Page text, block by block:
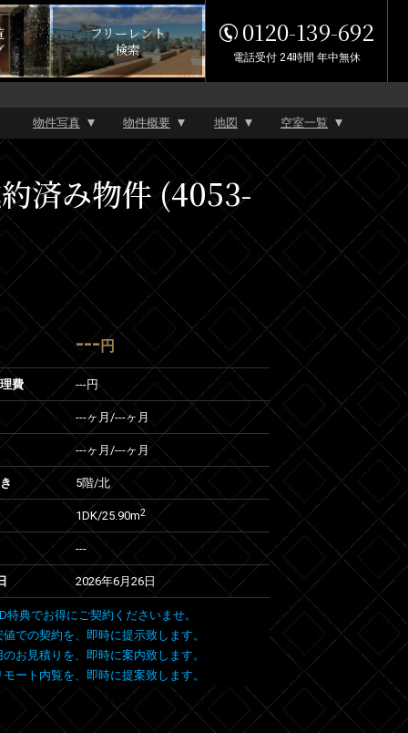
フリーレント
検索
0120-139-692
電話受付 24時間 年中無休
物件写真 物件概要 地図 空室一覧
済み物件 (4053-
--- 円
費 ---円
---ヶ月/---ヶ月
---ヶ月 /---ヶ月
5階/北
1DK/25.90m2
---
2026年6月26日
特典でお得にご契約くださいませ。
での契約を、即時に提示致します。
お見積りを、即時に案内致します。
ート内覧を、即時に提案致します。